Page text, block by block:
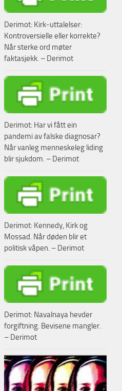
Derimot: Kirk-uttalelser:
Kontroversielle eller korrekte?
Når sterke ord møter
faktasjekk. – Derimot
Derimot: Har vi fått ein
pandemi av falske diagnosar?
Når vanleg menneskeleg liding
blir sjukdom. – Derimot
Derimot: Kennedy, Kirk og
Mossad. Når døden blir et
politisk våpen. – Derimot
Derimot: Navalnaya hevder
forgiftning. Bevisene mangler.
– Derimot